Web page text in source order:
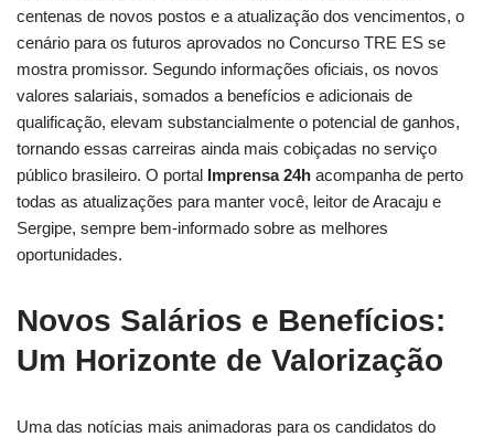
centenas de novos postos e a atualização dos vencimentos, o
cenário para os futuros aprovados no Concurso TRE ES se
mostra promissor. Segundo informações oficiais, os novos
valores salariais, somados a benefícios e adicionais de
qualificação, elevam substancialmente o potencial de ganhos,
tornando essas carreiras ainda mais cobiçadas no serviço
público brasileiro. O portal Imprensa 24h acompanha de perto
todas as atualizações para manter você, leitor de Aracaju e
Sergipe, sempre bem-informado sobre as melhores
oportunidades.
Novos Salários e Benefícios:
Um Horizonte de Valorização
Uma das notícias mais animadoras para os candidatos do